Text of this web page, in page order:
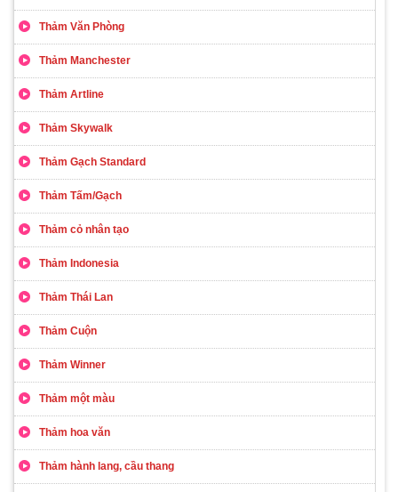
Thảm Văn Phòng
Thảm Manchester
Thảm Artline
Thảm Skywalk
Thảm Gạch Standard
Thảm Tấm/Gạch
Thảm cỏ nhân tạo
Thảm Indonesia
Thảm Thái Lan
Thảm Cuộn
Thảm Winner
Thảm một màu
Thảm hoa văn
Thảm hành lang, cầu thang